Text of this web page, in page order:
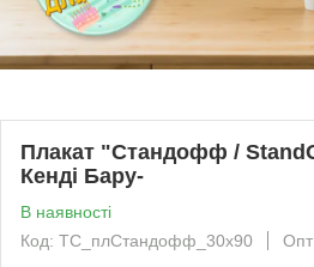
Плакат "Стандофф /
Кенді Бару-
В наявності
Код: ТС_плСтандофф_30х90
Опт